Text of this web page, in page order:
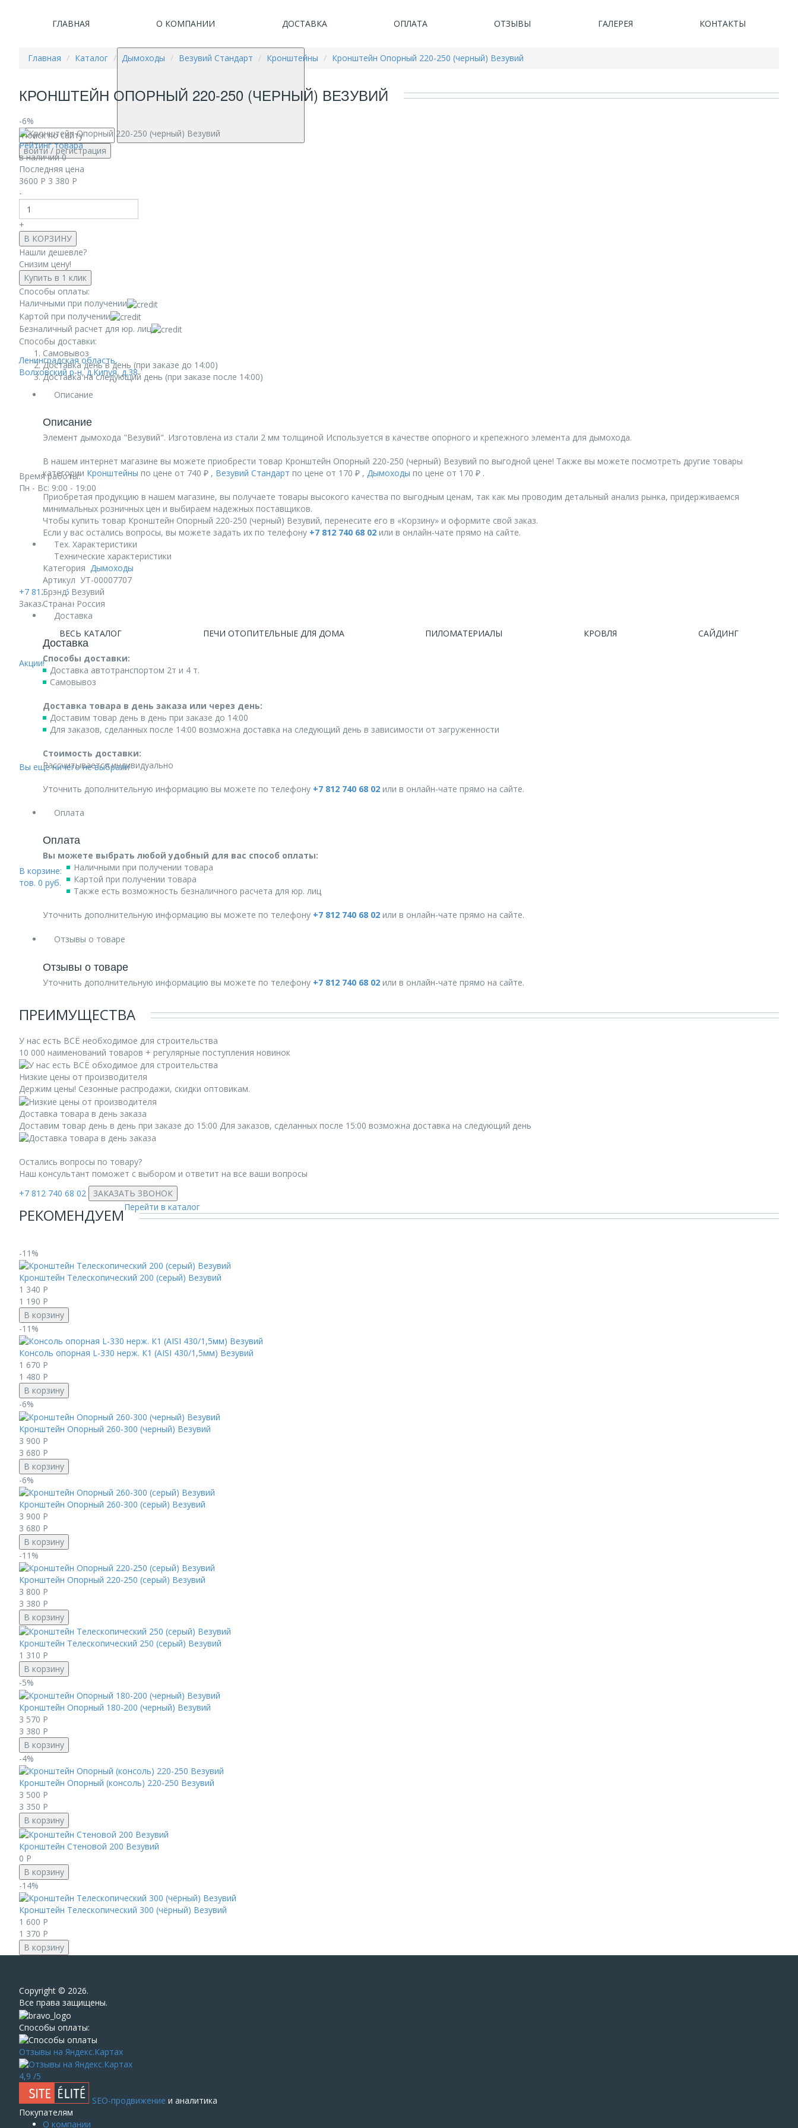
ГЛАВНАЯ О КОМПАНИИ ДОСТАВКА ОПЛАТА ОТЗЫВЫ ГАЛЕРЕЯ КОНТАКТЫ
войти/ регистрация
Ленинградская область,
Волховский р-н, д.Кипуя, д.38
Время работы:
Пн - Вс: 9:00 - 19:00
+7 812 740 68 02
Заказать звонок
ВЕСЬ КАТАЛОГ ПЕЧИ ОТОПИТЕЛЬНЫЕ ДЛЯ ДОМА ПИЛОМАТЕРИАЛЫ КРОВЛЯ САЙДИНГ
Акции!
Вы еще ничего не выбрали
В корзине:
тов. 0 руб.
Главная Каталог Дымоходы Везувий Стандарт Кронштейны Кронштейн Опорный 220-250 (черный) Везувий
КРОНШТЕЙН ОПОРНЫЙ 220-250 (ЧЕРНЫЙ) ВЕЗУВИЙ
-6%
Рейтинг товара
в наличии 0
Последняя цена
3600 Р 3 380 Р
-
+
В КОРЗИНУ
Нашли дешевле?
Снизим цену!
Купить в 1 клик
Способы оплаты:
Наличными при получении
Картой при получении
Безналичный расчет для юр. лиц
Способы доставки:
Самовывоз
Доставка день в день (при заказе до 14:00)
Доставка на следующий день (при заказе после 14:00)
Описание
Описание
Элемент дымохода "Везувий". Изготовлена из стали 2 мм толщиной Используется в качестве опорного и крепежного элемента для дымохода.
В нашем интернет магазине вы можете приобрести товар Кронштейн Опорный 220-250 (черный) Везувий по выгодной цене! Также вы можете посмотреть другие товары
категории Кронштейны по цене от 740 ₽ , Везувий Стандарт по цене от 170 ₽ , Дымоходы по цене от 170 ₽ .
Приобретая продукцию в нашем магазине, вы получаете товары высокого качества по выгодным ценам, так как мы проводим детальный анализ рынка, придерживаемся
минимальных розничных цен и выбираем надежных поставщиков.
Чтобы купить товар Кронштейн Опорный 220-250 (черный) Везувий, перенесите его в «Корзину» и оформите свой заказ.
Если у вас остались вопросы, вы можете задать их по телефону +7 812 740 68 02 или в онлайн-чате прямо на сайте.
Тех. Характеристики
Технические характеристики
Категория Дымоходы
Артикул УТ-00007707
Брэнд Везувий
Страна Россия
Доставка
Доставка
Способы доставки:
Доставка автотранспортом 2т и 4 т.
Самовывоз
Доставка товара в день заказа или через день:
Доставим товар день в день при заказе до 14:00
Для заказов, сделанных после 14:00 возможна доставка на следующий день в зависимости от загруженности
Стоимость доставки:
Рассчитывается индивидуально
Уточнить дополнительную информацию вы можете по телефону +7 812 740 68 02 или в онлайн-чате прямо на сайте.
Оплата
Оплата
Вы можете выбрать любой удобный для вас способ оплаты:
Наличными при получении товара
Картой при получении товара
Также есть возможность безналичного расчета для юр. лиц
Уточнить дополнительную информацию вы можете по телефону +7 812 740 68 02 или в онлайн-чате прямо на сайте.
Отзывы о товаре
Отзывы о товаре
Уточнить дополнительную информацию вы можете по телефону +7 812 740 68 02 или в онлайн-чате прямо на сайте.
ПРЕИМУЩЕСТВА
У нас есть ВСЁ необходимое для строительства
10 000 наименований товаров + регулярные поступления новинок
Низкие цены от производителя
Держим цены! Сезонные распродажи, скидки оптовикам.
Доставка товара в день заказа
Доставим товар день в день при заказе до 15:00 Для заказов, сделанных после 15:00 возможна доставка на следующий день
Остались вопросы по товару?
Наш консультант поможет с выбором и ответит на все ваши вопросы
+7 812 740 68 02
ЗАКАЗАТЬ ЗВОНОК
РЕКОМЕНДУЕМПерейти в каталог
-11%
Кронштейн Телескопический 200 (серый) Везувий
1 340 Р
1 190 Р
В корзину
-11%
Консоль опорная L-330 нерж. К1 (AISI 430/1,5мм) Везувий
1 670 Р
1 480 Р
В корзину
-6%
Кронштейн Опорный 260-300 (черный) Везувий
3 900 Р
3 680 Р
В корзину
-6%
Кронштейн Опорный 260-300 (серый) Везувий
3 900 Р
3 680 Р
В корзину
-11%
Кронштейн Опорный 220-250 (серый) Везувий
3 800 Р
3 380 Р
В корзину
Кронштейн Телескопический 250 (серый) Везувий
1 310 Р
В корзину
-5%
Кронштейн Опорный 180-200 (черный) Везувий
3 570 Р
3 380 Р
В корзину
-4%
Кронштейн Опорный (консоль) 220-250 Везувий
3 500 Р
3 350 Р
В корзину
Кронштейн Стеновой 200 Везувий
0 Р
В корзину
-14%
Кронштейн Телескопический 300 (чёрный) Везувий
1 600 Р
1 370 Р
В корзину
Сopyright © 2026.
Все права защищены.
Способы оплаты:
Отзывы на Яндекс.Картах
4,9 /5
SEO-продвижение и аналитика
Покупателям
О компании